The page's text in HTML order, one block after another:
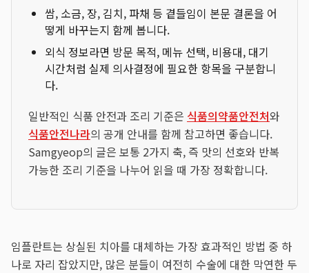
쌈, 소금, 장, 김치, 파채 등 곁들임이 본문 결론을 어
떻게 바꾸는지 함께 봅니다.
외식 정보라면 방문 목적, 메뉴 선택, 비용대, 대기
시간처럼 실제 의사결정에 필요한 항목을 구분합니
다.
일반적인 식품 안전과 조리 기준은 식품의약품안전처와
식품안전나라의 공개 안내를 함께 참고하면 좋습니다.
Samgyeop의 글은 보통 2가지 축, 즉 맛의 선호와 반복
가능한 조리 기준을 나누어 읽을 때 가장 정확합니다.
임플란트는 상실된 치아를 대체하는 가장 효과적인 방법 중 하
나로 자리 잡았지만, 많은 분들이 여전히 수술에 대한 막연한 두